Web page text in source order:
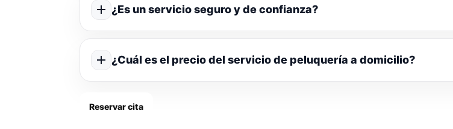
¿Es un servicio seguro y de confianza?
¿Cuál es el precio del servicio de peluquería a domicilio?
Reservar cita